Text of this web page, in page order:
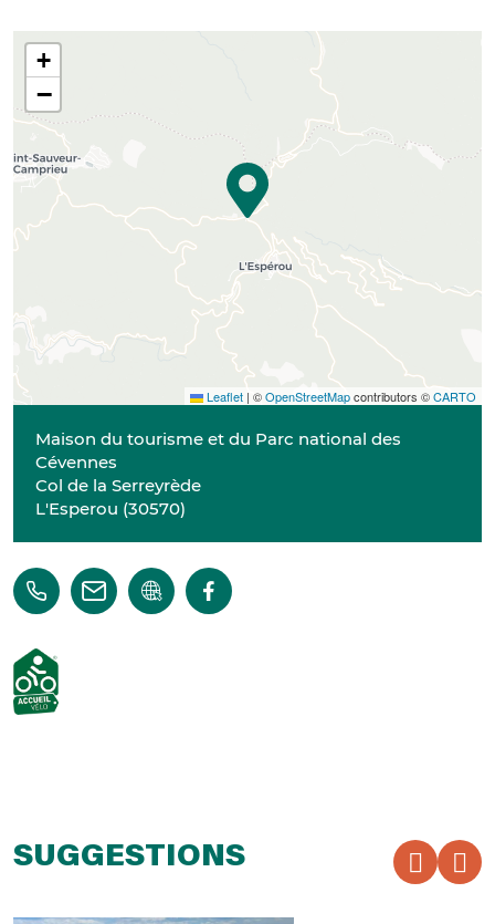
+
−
Leaflet | ©OpenStreetMapcontributors ©CARTO
Maison du tourisme et du Parc national des
Cévennes
Col de la Serreyrède
L'Esperou (30570)
SUGGESTIONS